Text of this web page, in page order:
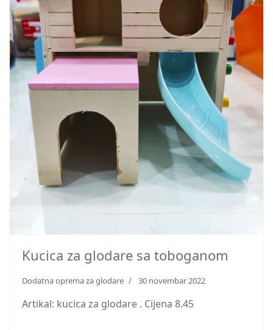
Kucica za glodare sa toboganom
Dodatna oprema za glodare 30 novembar 2022
Artikal: kucica za glodare . Cijena 8.45